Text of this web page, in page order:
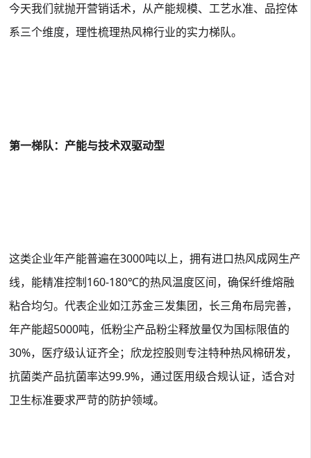
今天我们就抛开营销话术，从产能规模、工艺水准、品控体
系三个维度，理性梳理热风棉行业的实力梯队。
第一梯队：产能与技术双驱动型
这类企业年产能普遍在3000吨以上，拥有进口热风成网生产
线，能精准控制160-180℃的热风温度区间，确保纤维熔融
粘合均匀。代表企业如江苏金三发集团，长三角布局完善，
年产能超5000吨，低粉尘产品粉尘释放量仅为国标限值的
30%，医疗级认证齐全；欣龙控股则专注特种热风棉研发，
抗菌类产品抗菌率达99.9%，通过医用级合规认证，适合对
卫生标准要求严苛的防护领域。